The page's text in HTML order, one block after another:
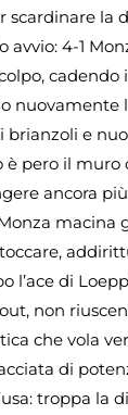
scardinare la
avvio: 4-1
nuovamente
brianzoli e
pero il muro
ancora
macina
l’ace di
non
che vola
di
troppa la